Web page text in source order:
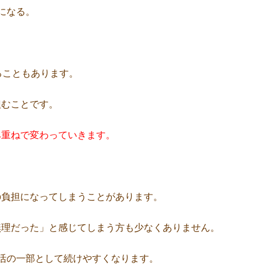
る。
ともあります。
ことです。
ねで変わっていきます。
担になってしまうことがあります。
だった」と感じてしまう方も少なくありません。
一部として続けやすくなります。